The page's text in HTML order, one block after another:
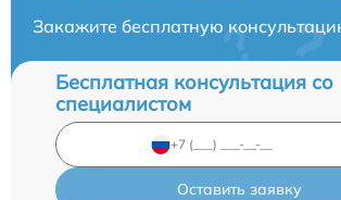
Закажите бесплатную
Бесплатная консультация со
специалистом
Оставить заявку